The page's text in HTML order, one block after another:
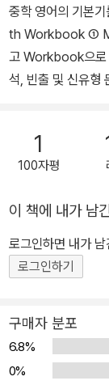
중학 영어의 기본기를 닦
th Workbook ➀
고 Workbook으로
석, 빈출 및 신유형
해 정확하게 듣고 빠르게
음원을 쉽고 빠르게
1
100자평
이 책에 내가 남
로그인하면 내가
로그인하기
구매자 분포
6.8%
0%